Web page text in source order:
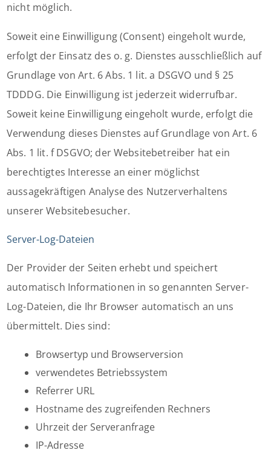
nicht möglich.
Soweit eine Einwilligung (Consent) eingeholt wurde,
erfolgt der Einsatz des o. g. Dienstes ausschließlich auf
Grundlage von Art. 6 Abs. 1 lit. a DSGVO und § 25
TDDDG. Die Einwilligung ist jederzeit widerrufbar.
Soweit keine Einwilligung eingeholt wurde, erfolgt die
Verwendung dieses Dienstes auf Grundlage von Art. 6
Abs. 1 lit. f DSGVO; der Websitebetreiber hat ein
berechtigtes Interesse an einer möglichst
aussagekräftigen Analyse des Nutzerverhaltens
unserer Websitebesucher.
Server-Log-Dateien
Der Provider der Seiten erhebt und speichert
automatisch Informationen in so genannten Server-
Log-Dateien, die Ihr Browser automatisch an uns
übermittelt. Dies sind:
Browsertyp und Browserversion
verwendetes Betriebssystem
Referrer URL
Hostname des zugreifenden Rechners
Uhrzeit der Serveranfrage
IP-Adresse